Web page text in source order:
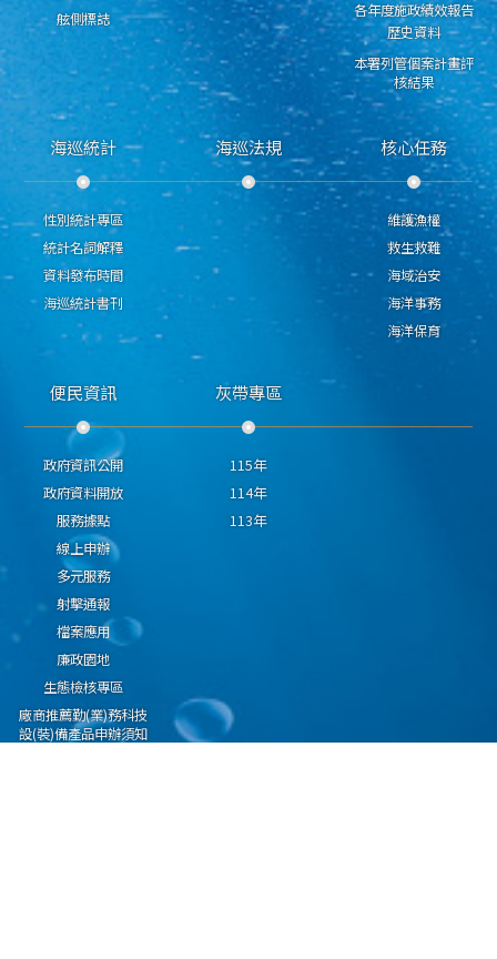
舷側標誌
各年度施政績效報告
歷史資料
本署列管個案計畫評
核結果
海巡統計
性別統計專區
統計名詞解釋
資料發布時間
海巡統計書刊
海巡法規 核心任務
維護漁權
救生救難
海域治安
海洋事務
海洋保育
便民資訊
政府資訊公開
政府資料開放
服務據點
線上申辦
多元服務
射擊通報
檔案應用
廉政園地
生態檢核專區
廠商推薦勤(業)務科技
設(裝)備產品申辦須知
灰帶專區
115年
114年
113年